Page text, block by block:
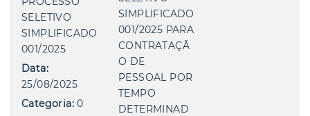
SELETIVO
SIMPLIFICADO
001/2025
Data:
25/08/2025
Categoria:0
SIMPLIFICADO
001/2025 PARA
CONTRATAÇÃ
O DE
PESSOAL POR
TEMPO
DETERMINAD